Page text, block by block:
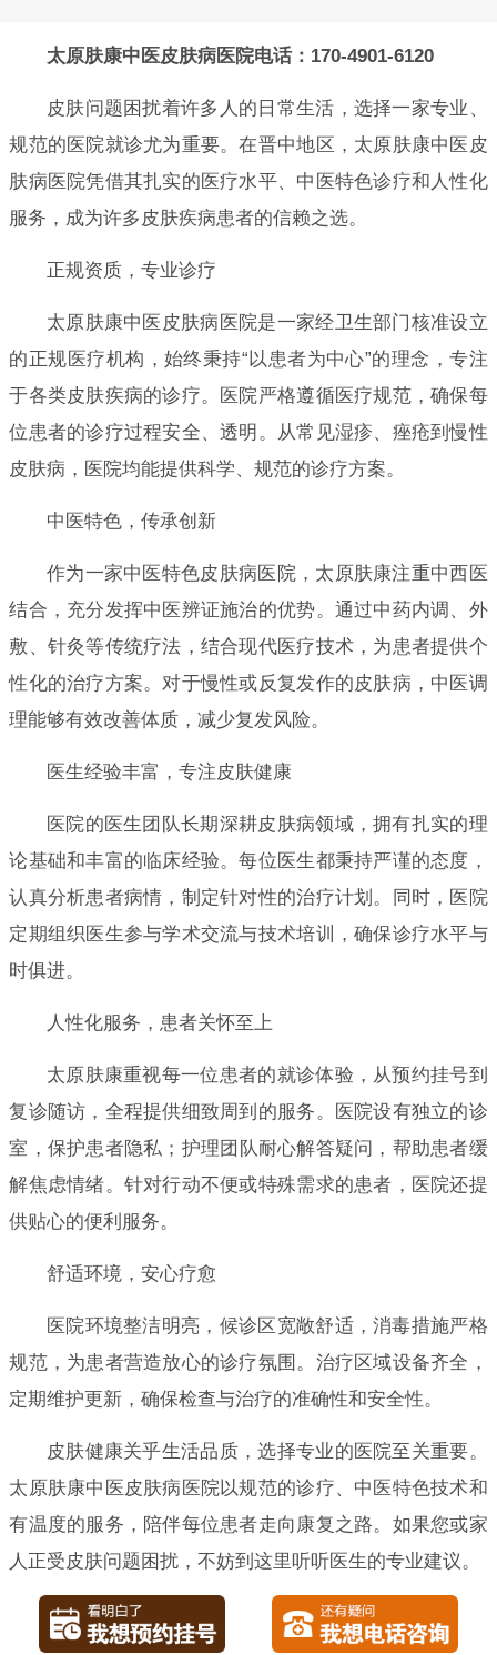
太原肤康中医皮肤病医院电话：170-4901-6120
皮肤问题困扰着许多人的日常生活，选择一家专业、
规范的医院就诊尤为重要。在晋中地区，太原肤康中医皮
肤病医院凭借其扎实的医疗水平、中医特色诊疗和人性化
服务，成为许多皮肤疾病患者的信赖之选。
正规资质，专业诊疗
太原肤康中医皮肤病医院是一家经卫生部门核准设立
的正规医疗机构，始终秉持“以患者为中心”的理念，专注
于各类皮肤疾病的诊疗。医院严格遵循医疗规范，确保每
位患者的诊疗过程安全、透明。从常见湿疹、痤疮到慢性
皮肤病，医院均能提供科学、规范的诊疗方案。
中医特色，传承创新
作为一家中医特色皮肤病医院，太原肤康注重中西医
结合，充分发挥中医辨证施治的优势。通过中药内调、外
敷、针灸等传统疗法，结合现代医疗技术，为患者提供个
性化的治疗方案。对于慢性或反复发作的皮肤病，中医调
理能够有效改善体质，减少复发风险。
医生经验丰富，专注皮肤健康
医院的医生团队长期深耕皮肤病领域，拥有扎实的理
论基础和丰富的临床经验。每位医生都秉持严谨的态度，
认真分析患者病情，制定针对性的治疗计划。同时，医院
定期组织医生参与学术交流与技术培训，确保诊疗水平与
时俱进。
人性化服务，患者关怀至上
太原肤康重视每一位患者的就诊体验，从预约挂号到
复诊随访，全程提供细致周到的服务。医院设有独立的诊
室，保护患者隐私；护理团队耐心解答疑问，帮助患者缓
解焦虑情绪。针对行动不便或特殊需求的患者，医院还提
供贴心的便利服务。
舒适环境，安心疗愈
医院环境整洁明亮，候诊区宽敞舒适，消毒措施严格
规范，为患者营造放心的诊疗氛围。治疗区域设备齐全，
定期维护更新，确保检查与治疗的准确性和安全性。
皮肤健康关乎生活品质，选择专业的医院至关重要。
太原肤康中医皮肤病医院以规范的诊疗、中医特色技术和
有温度的服务，陪伴每位患者走向康复之路。如果您或家
人正受皮肤问题困扰，不妨到这里听听医生的专业建议。